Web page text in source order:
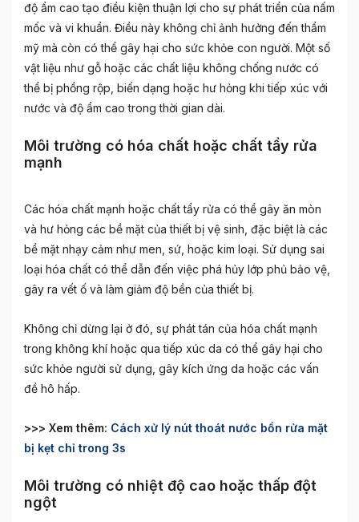
độ ẩm cao tạo điều kiện thuận lợi cho sự phát triển của nấm
mốc và vi khuẩn. Điều này không chỉ ảnh hưởng đến thẩm
mỹ mà còn có thể gây hại cho sức khỏe con người. Một số
vật liệu như gỗ hoặc các chất liệu không chống nước có
thể bị phồng rộp, biến dạng hoặc hư hỏng khi tiếp xúc với
nước và độ ẩm cao trong thời gian dài.
Môi trường có hóa chất hoặc chất tẩy rửa
mạnh
Các hóa chất mạnh hoặc chất tẩy rửa có thể gây ăn mòn
và hư hỏng các bề mặt của thiết bị vệ sinh, đặc biệt là các
bề mặt nhạy cảm như men, sứ, hoặc kim loại. Sử dụng sai
loại hóa chất có thể dẫn đến việc phá hủy lớp phủ bảo vệ,
gây ra vết ố và làm giảm độ bền của thiết bị.
Không chỉ dừng lại ở đó, sự phát tán của hóa chất mạnh
trong không khí hoặc qua tiếp xúc da có thể gây hại cho
sức khỏe người sử dụng, gây kích ứng da hoặc các vấn
đề hô hấp.
>>> Xem thêm: Cách xử lý nút thoát nước bồn rửa mặt
bị kẹt chỉ trong 3s
Môi trường có nhiệt độ cao hoặc thấp đột
ngột